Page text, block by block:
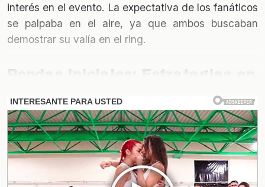
interés en el evento. La expectativa de los fanáticos
se palpaba en el aire, ya que ambos buscaban
demostrar su valía en el ring.
En las primeras rondas, ambos boxeadores
mostraron sus estrategias. Davis utilizó su
velocidad para conectar golpes rápidos, mientras
que Garcia se enfocó en esquivar y contraatacar.
Esta dinámica creó un espectáculo cautivador,